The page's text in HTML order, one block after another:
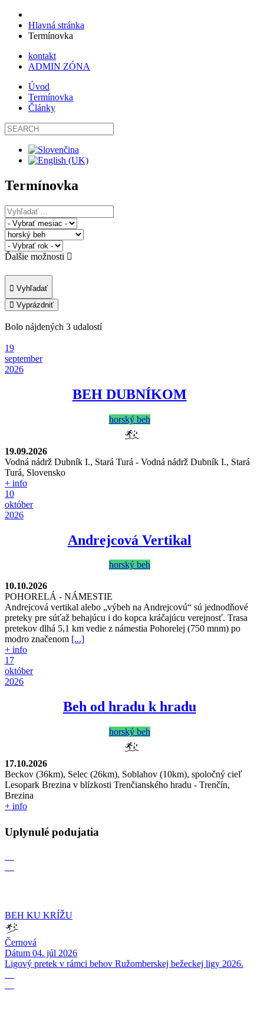
Hlavná stránka
Termínovka
kontakt
ADMIN ZÓNA
Úvod
Termínovka
Články
Termínovka
Ďalšie možnosti
Vyhľadať
Vyprázdniť
Bolo nájdených 3 udalostí
19
september
2026
BEH DUBNÍKOM
horský beh
19.09.2026
Vodná nádrž Dubník I., Stará Turá - Vodná nádrž Dubník I., Stará
Turá, Slovensko
+ info
10
október
2026
Andrejcová Vertikal
horský beh
10.10.2026
POHORELÁ - NÁMESTIE
Andrejcová vertikal alebo „výbeh na Andrejcovú“ sú jednodňové
preteky pre súťaž behajúcu i do kopca kráčajúcu verejnosť. Trasa
pretekov dlhá 5,1 km vedie z námestia Pohorelej (750 mnm) po
modro značenom [...]
+ info
17
október
2026
Beh od hradu k hradu
horský beh
17.10.2026
Beckov (36km), Selec (26km), Soblahov (10km), spoločný cieľ
Lesopark Brezina v blízkosti Trenčianského hradu - Trenčín,
Brezina
+ info
Uplynulé podujatia
BEH KU KRÍŽU
Černová
Dátum 04. júl 2026
Ligový pretek v rámci behov Ružomberskej bežeckej ligy 2026.